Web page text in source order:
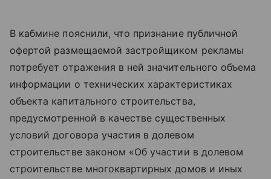
В кабмине пояснили, что признание публичной
офертой размещаемой застройщиком рекламы
потребует отражения в ней значительного объема
информации о технических характеристиках
объекта капитального строительства,
предусмотренной в качестве существенных
условий договора участия в долевом
строительстве законом «Об участии в долевом
строительстве многоквартирных домов и иных